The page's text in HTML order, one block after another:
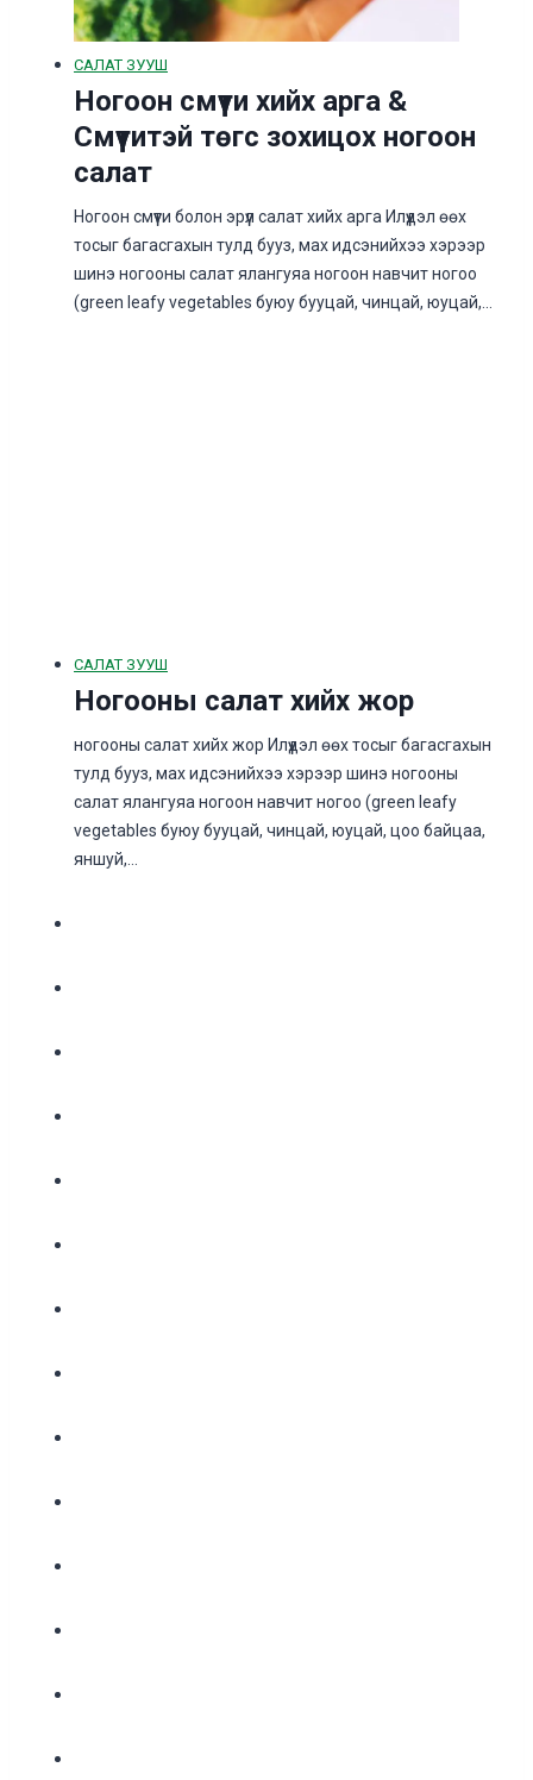
САЛАТ ЗУУШ
Ногоон смүүти хийх арга &
Смүүтитэй төгс зохицох ногоон
салат
Ногоон смүүти болон эрүүл салат хийх арга Илүүдэл өөх
тосыг багасгахын тулд бууз, мах идсэнийхээ хэрээр
шинэ ногооны салат ялангуяа ногоон навчит ногоо
(green leafy vegetables буюу бууцай, чинцай, юуцай,…
САЛАТ ЗУУШ
Ногооны салат хийх жор
ногооны салат хийх жор Илүүдэл өөх тосыг багасгахын
тулд бууз, мах идсэнийхээ хэрээр шинэ ногооны
салат ялангуяа ногоон навчит ногоо (green leafy
vegetables буюу бууцай, чинцай, юуцай, цоо байцаа,
яншуй,…